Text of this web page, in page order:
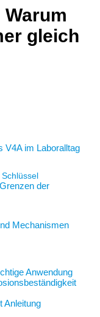
gleich
V4A im Laboralltag
der
Mechanismen
Anwendung
Anleitung